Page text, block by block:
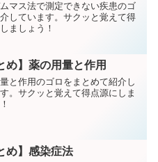
マス法で測定できない疾患のゴ
しています。サクッと覚えて得
ましょう！
め】薬の用量と作用
と作用のゴロをまとめて紹介し
。サクッと覚えて得点源にしま
め】感染症法